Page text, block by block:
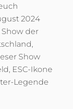
2024
der
Show
ESC-Ikone
Legende